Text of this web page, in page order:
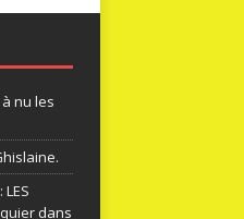
nu les
LES
dans